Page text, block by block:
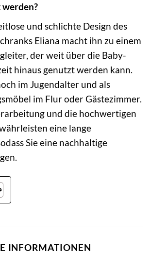
und schlichte Design des
Eliana macht ihn zu einem
der weit über die Baby-
hinaus genutzt werden kann.
im Jugendalter und als
im Flur oder Gästezimmer.
und die hochwertigen
eine lange
Sie eine nachhaltige
INFORMATIONEN